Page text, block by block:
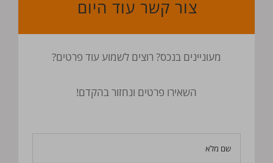
צור קשר עוד היום
מעוניינים בנכס? רוצים לשמוע עוד פרטים?
השאירו פרטים ונחזור בהקדם!